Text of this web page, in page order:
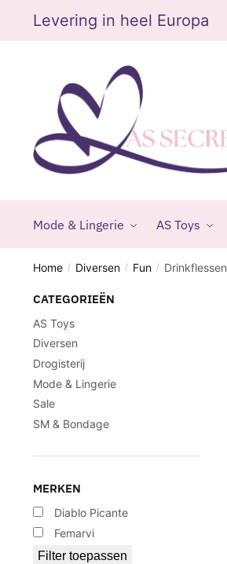
Levering in heel Europa
Mode & Lingerie AS Toys
Home / Diversen / Fun / Drinkflessen
CATEGORIEËN
AS Toys
Diversen
Drogisterij
Mode & Lingerie
Sale
SM & Bondage
MERKEN
Diablo Picante
Femarvi
Filter toepassen